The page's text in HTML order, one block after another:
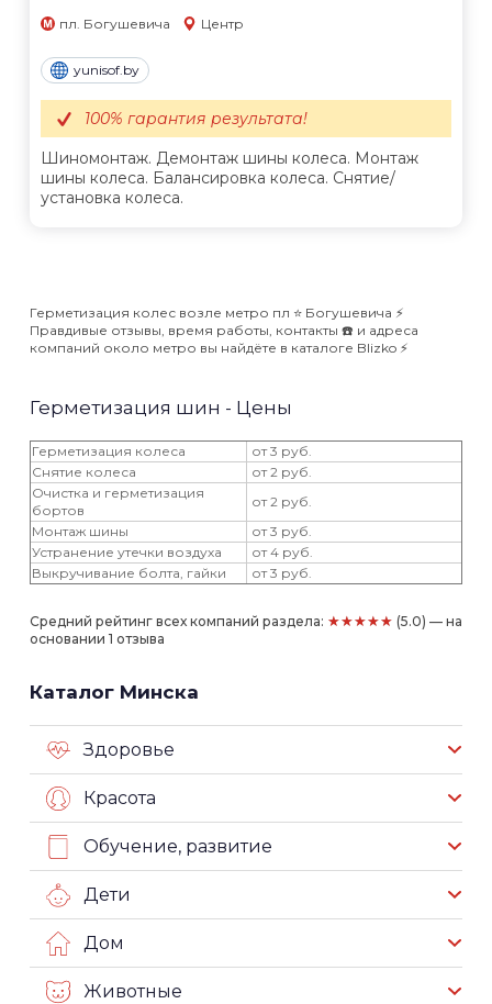
пл. Богушевича Центр
yunisof.by
Шиномонтаж. Демонтаж шины колеса. Монтаж
шины колеса. Балансировка колеса. Снятие/
установка колеса.
100% гарантия результата!
Герметизация колес возле метро пл ⭐️ Богушевича ⚡️
Правдивые отзывы, время работы, контакты ☎️ и адреса
компаний около метро вы найдёте в каталоге Blizko ⚡️
Герметизация шин - Цены
Герметизация колеса
от 3 руб.
Снятие колеса
от 2 руб.
Очистка и герметизация
бортов
от 2 руб.
Монтаж шины
от 3 руб.
Устранение утечки воздуха
от 4 руб.
Выкручивание болта, гайки
от 3 руб.
Средний рейтинг всех компаний раздела: ★★★★★ (5.0) — на
основании 1 отзыва
Каталог Минска
Здоровье
Красота
Обучение, развитие
Дети
Дом
Животные